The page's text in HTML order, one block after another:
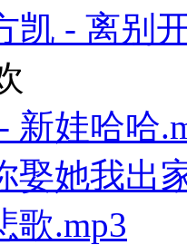
凯 - 离别
新娃哈哈
娶她我出
歌.mp3